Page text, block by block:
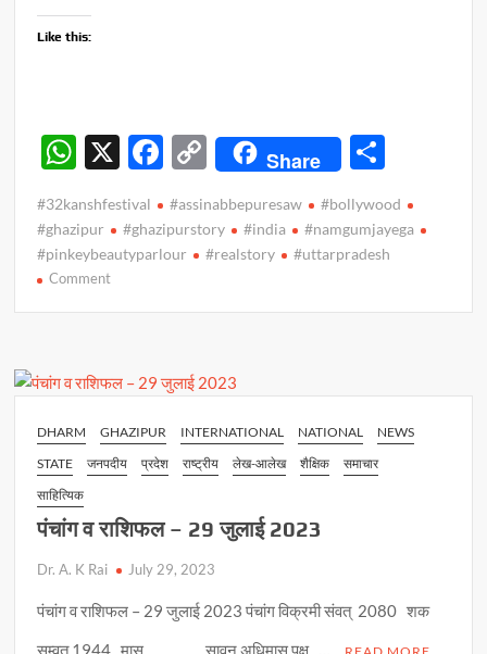
Like this:
W
at
s
A
p
X
F
e
b
o
C
p
y
n
Share
ar
e
#32kanshfestival #assinabbepuresaw
#bollywood
#ghazipur
#ghazipurstory #india
#namgumjayega
#pinkeybeautyparlour
#realstory #uttarpradesh
Commenton
आ
है
बड़े
पर
DHARM GHAZIPUR INTERNATIONAL NATIONAL
NEWS
STATE
जनपदीय प्रदेश राष्ट्रीय लेख-आलेख शैक्षिक
समाचार
साहित्यिक
पंचांग व राशिफल – 29 जुलाई 2023
Dr. A. K Rai July 29, 2023
पंचांग व राशिफल – 29 जुलाई 2023 पंचांग विक्रमी संवत् 2080 शक
सम्वत 1944 मास सावन अधिमास पक्ष …